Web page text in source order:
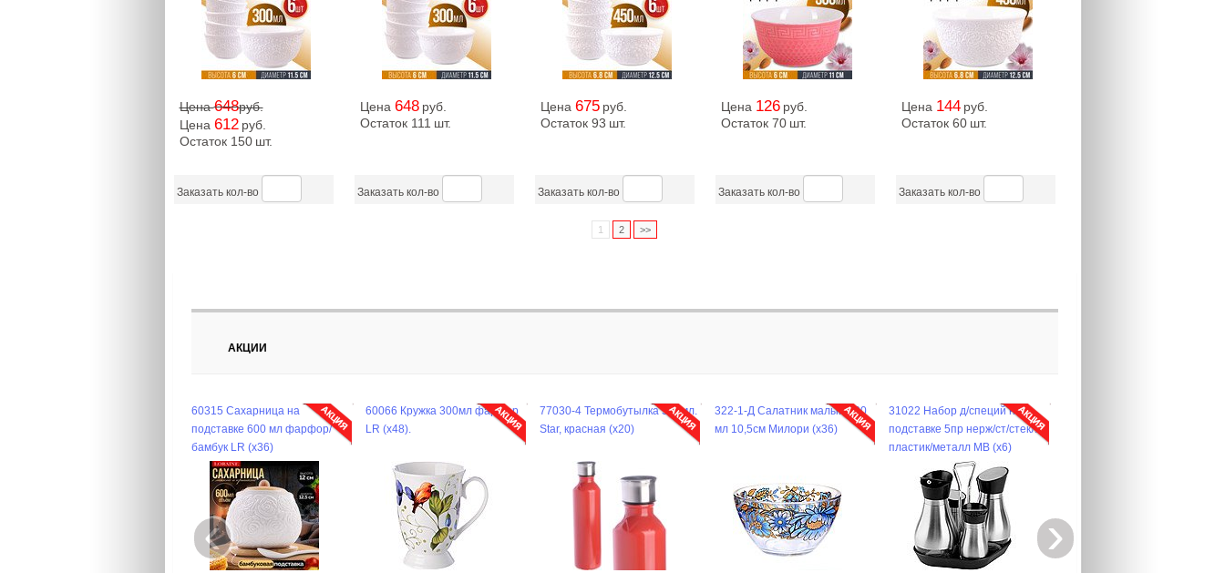
Цена648руб.
Цена 612 руб.
Остаток 150 шт.
Заказать кол-во
Цена 648 руб.
Остаток 111 шт.
Заказать кол-во
Цена 675 руб.
Остаток 93 шт.
Заказать кол-во
Цена 126 руб.
Остаток 70 шт.
Заказать кол-во
Цена 144 руб.
Остаток 60 шт.
Заказать кол-во
1 2 >>
АКЦИИ
подставке 600 мл фарфор/
60066 Кружка 300мл фарфор
LR (х48).
77030-4 Термобутылка 500мл.
Star, красная (х20)
322-1-Д Салатник малый 300
мл 10,5см Милори (х36)
31022 Набор д/специй на
подставке 5пр нерж/ст/стекл/
40722 Поднос золотой 48 см
нерж/ст MB (х60)
‹ ›